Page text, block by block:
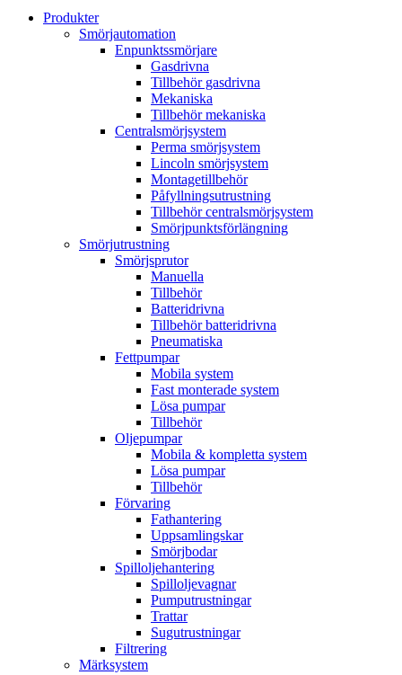
Produkter
Smörjautomation
Enpunktssmörjare
Gasdrivna
Tillbehör gasdrivna
Mekaniska
Tillbehör mekaniska
Centralsmörjsystem
Perma smörjsystem
Lincoln smörjsystem
Montagetillbehör
Påfyllningsutrustning
Tillbehör centralsmörjsystem
Smörjpunktsförlängning
Smörjutrustning
Smörjsprutor
Manuella
Tillbehör
Batteridrivna
Tillbehör batteridrivna
Pneumatiska
Fettpumpar
Mobila system
Fast monterade system
Lösa pumpar
Tillbehör
Oljepumpar
Mobila & kompletta system
Lösa pumpar
Tillbehör
Förvaring
Fathantering
Uppsamlingskar
Smörjbodar
Spilloljehantering
Spilloljevagnar
Pumputrustningar
Trattar
Sugutrustningar
Filtrering
Märksystem